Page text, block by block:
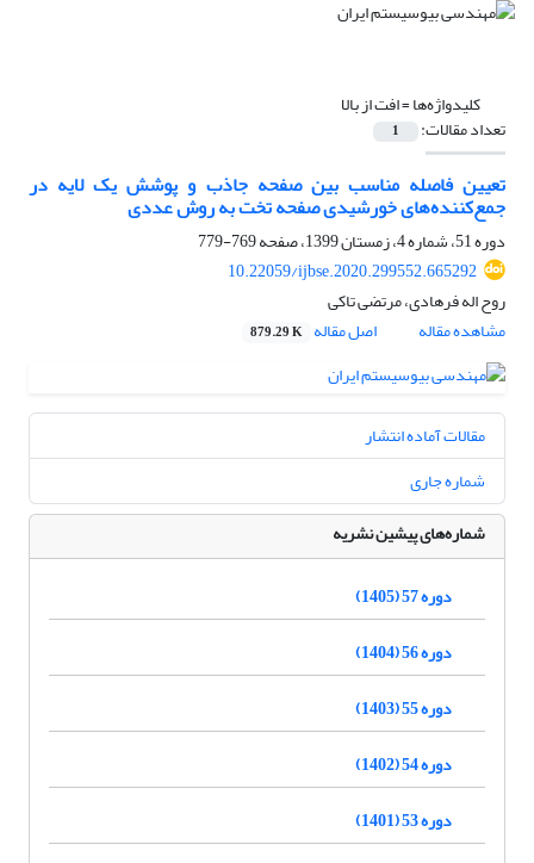
کلیدواژه‌ها =افت از بالا
تعداد مقالات: 1
تعیین فاصله مناسب بین صفحه جاذب و پوشش یک لایه در
جمع‌کننده‌های خورشیدی صفحه تخت به روش عددی
دوره 51، شماره 4، زمستان 1399، صفحه
769-779
10.22059/ijbse.2020.299552.665292
روح اله فرهادی، مرتضی تاکی
مشاهده مقاله
اصل مقاله 879.29 K
مقالات آماده انتشار
شماره جاری
شماره‌های پیشین نشریه
دوره 57 (1405)
دوره 56 (1404)
دوره 55 (1403)
دوره 54 (1402)
دوره 53 (1401)